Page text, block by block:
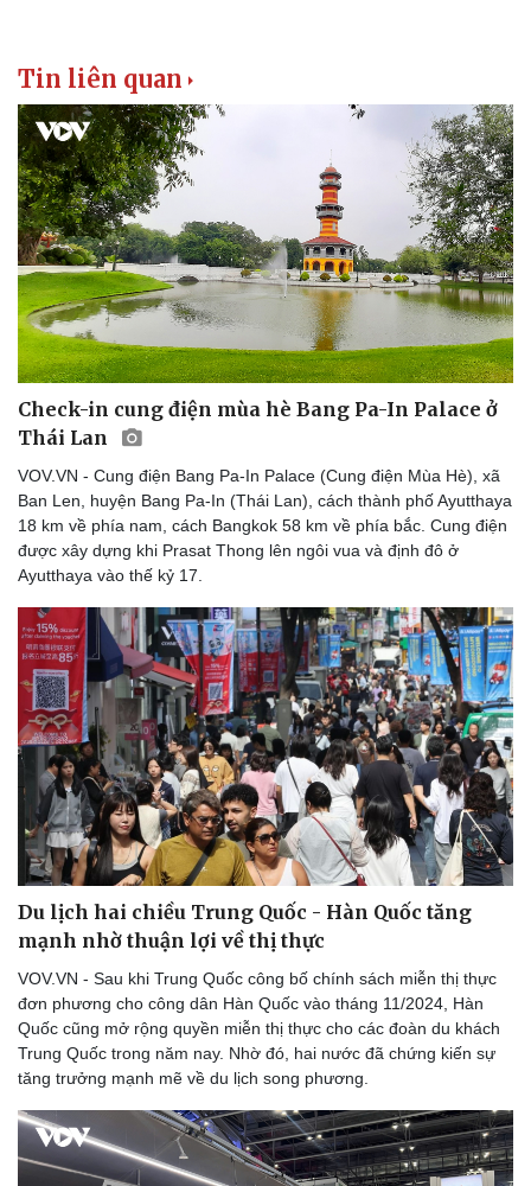
Sức khỏe
Cây thuốc
Sản phụ khoa
Nhi khoa
Đời sống
Blog
Tình yêu - Gia đình
Tin liên quan
Check-in cung điện mùa hè Bang Pa-In Palace ở
Thái Lan
VOV.VN - Cung điện Bang Pa-In Palace (Cung điện Mùa Hè), xã
Ban Len, huyện Bang Pa-In (Thái Lan), cách thành phố Ayutthaya
18 km về phía nam, cách Bangkok 58 km về phía bắc. Cung điện
được xây dựng khi Prasat Thong lên ngôi vua và định đô ở
Ayutthaya vào thế kỷ 17.
Du lịch hai chiều Trung Quốc - Hàn Quốc tăng
mạnh nhờ thuận lợi về thị thực
VOV.VN - Sau khi Trung Quốc công bố chính sách miễn thị thực
đơn phương cho công dân Hàn Quốc vào tháng 11/2024, Hàn
Quốc cũng mở rộng quyền miễn thị thực cho các đoàn du khách
Trung Quốc trong năm nay. Nhờ đó, hai nước đã chứng kiến ​​sự
tăng trưởng mạnh mẽ về du lịch song phương.